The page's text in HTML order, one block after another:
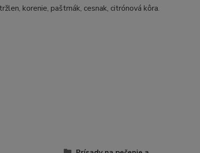
korenie, paštrnák, cesnak, citrónová kôra.